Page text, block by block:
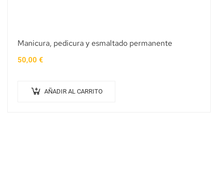
Manicura, pedicura y esmaltado permanente
50,00 €
AÑADIR AL CARRITO